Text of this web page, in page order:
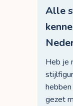
Alle
Heb je
gezet